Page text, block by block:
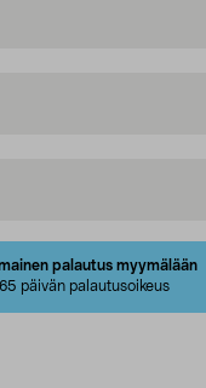
palautus myymälään
päivän palautusoikeus